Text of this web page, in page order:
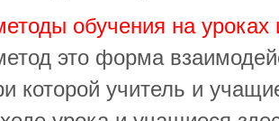
обучения на
это форма
которой учитель и